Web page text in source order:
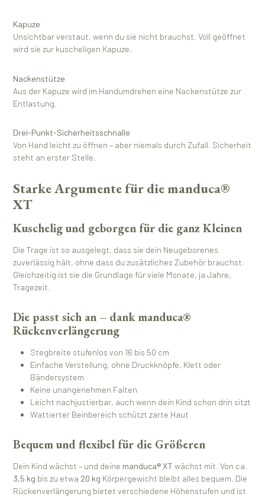
Kapuze
Unsichtbar verstaut, wenn du sie nicht brauchst. Voll geöffnet
wird sie zur kuscheligen Kapuze.
Nackenstütze
Aus der Kapuze wird im Handumdrehen eine Nackenstütze zur
Entlastung.
Drei-Punkt-Sicherheitsschnalle
Von Hand leicht zu öffnen – aber niemals durch Zufall. Sicherheit
steht an erster Stelle.
Starke Argumente für die manduca®
XT
Kuschelig und geborgen für die ganz Kleinen
Die Trage ist so ausgelegt, dass sie dein Neugeborenes
zuverlässig hält, ohne dass du zusätzliches Zubehör brauchst.
Gleichzeitig ist sie die Grundlage für viele Monate, ja Jahre,
Tragezeit.
Die passt sich an – dank manduca®
Rückenverlängerung
Stegbreite stufenlos von 16 bis 50 cm
Einfache Verstellung, ohne Druckknöpfe, Klett oder
Bändersystem
Keine unangenehmen Falten
Leicht nachjustierbar, auch wenn dein Kind schon drin sitzt
Wattierter Beinbereich schützt zarte Haut
Bequem und flexibel für die Größeren
Dein Kind wächst – und deine manduca® XT wächst mit. Von ca.
3,5 kg bis zu etwa 20 kg Körpergewicht bleibt alles bequem. Die
Rückenverlängerung bietet verschiedene Höhenstufen und ist